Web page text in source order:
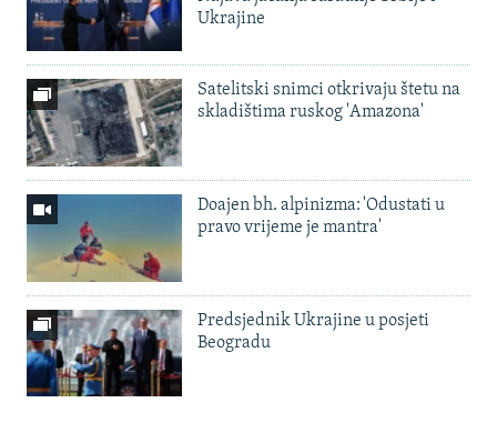
Ukrajine
Satelitski snimci otkrivaju štetu na
skladištima ruskog 'Amazona'
Doajen bh. alpinizma: 'Odustati u
pravo vrijeme je mantra'
Predsjednik Ukrajine u posjeti
Beogradu